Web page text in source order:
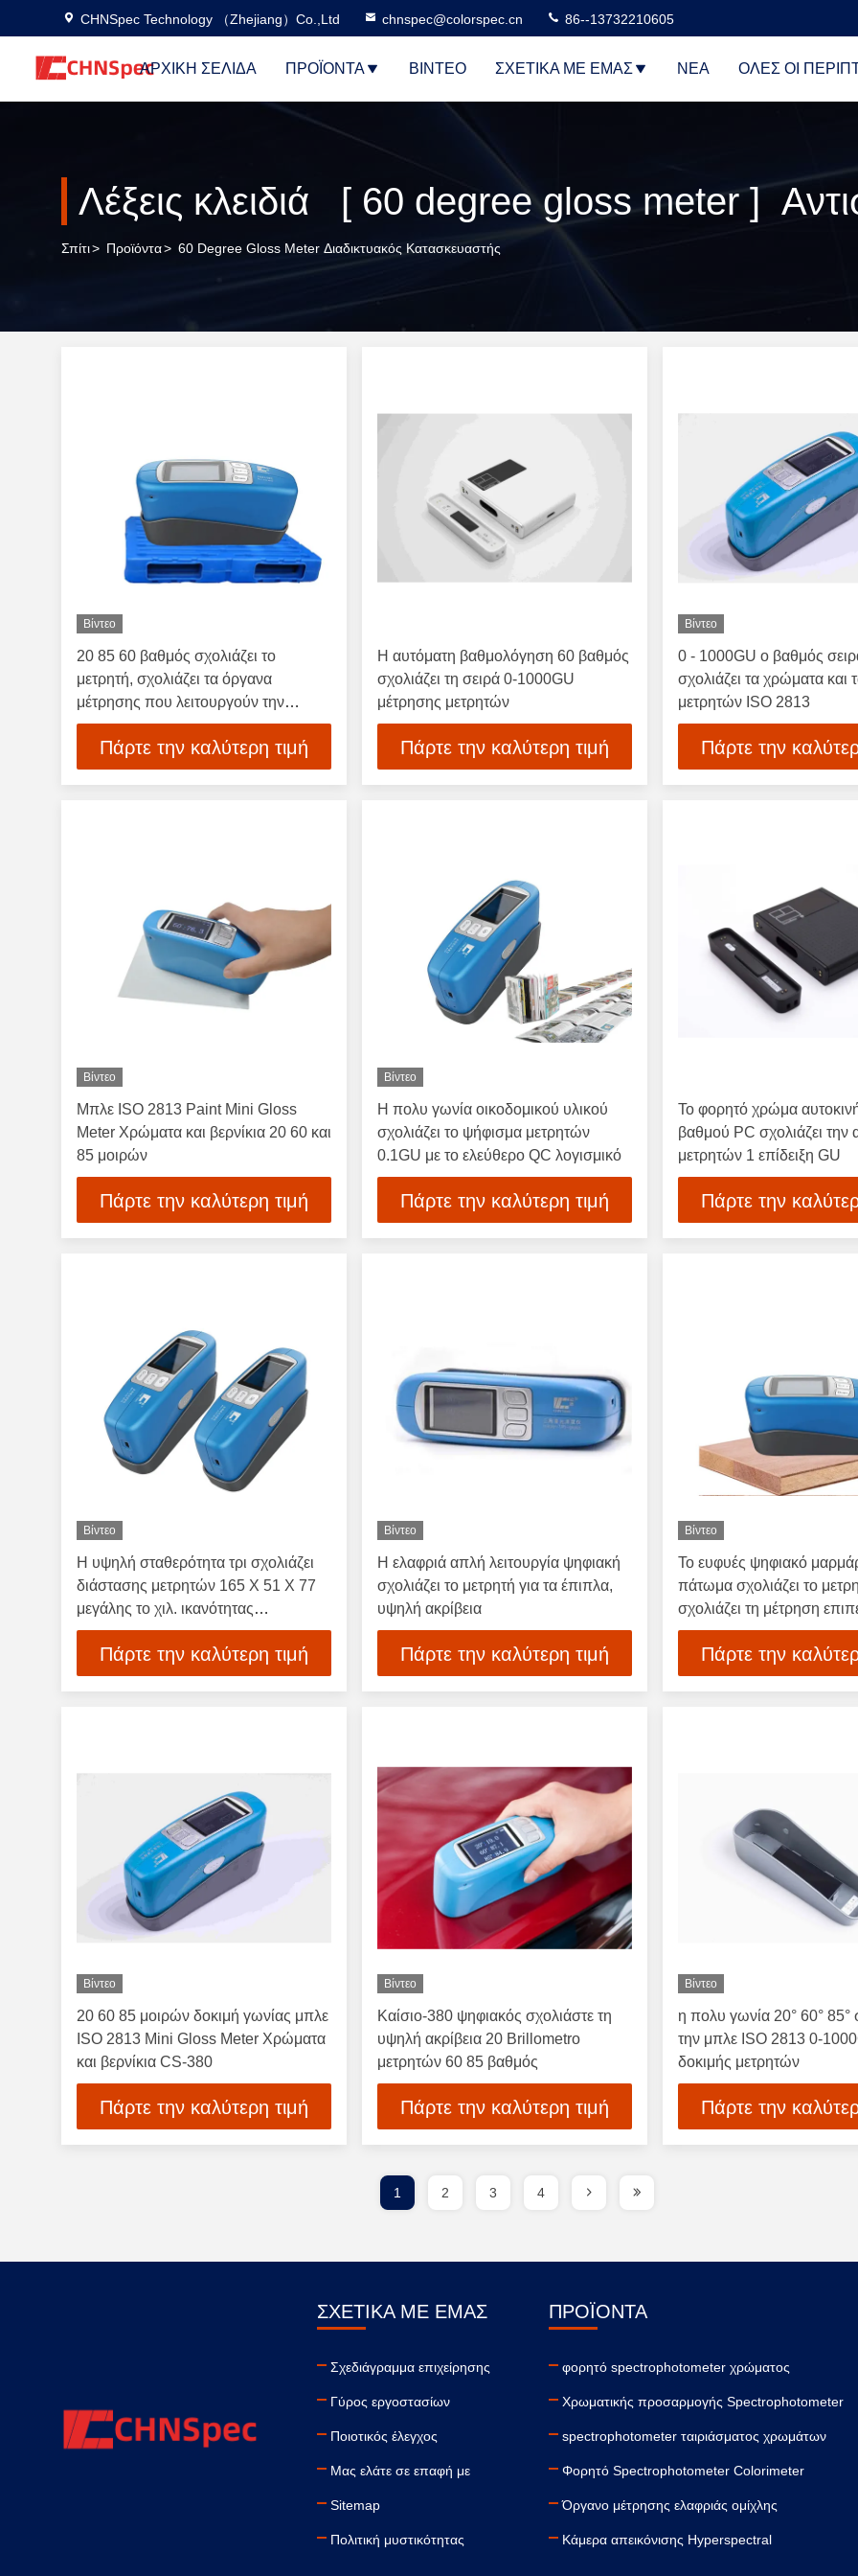
CHNSpec Technology （Zhejiang）Co.,Ltd chnspec@colorspec.cn 86--13732210605
ΑΡΧΙΚΉ ΣΕΛΊΔΑ ΠΡΟΪΌΝΤΑ ΒΊΝΤΕΟ ΣΧΕΤΙΚΆ ΜΕ ΕΜΆΣ ΝΈΑ ΌΛΕΣ ΟΙ
Σπίτι> Προϊόντα> 60 Degree Gloss Meter Διαδικτυακός Κατασκευαστής
Βίντεο
20 85 60 βαθμός σχολιάζει το
μετρητή, σχολιάζει τα όργανα
μέτρησης που λειτουργούν την
υγρασία <85%
Πάρτε την καλύτερη τιμή
Η αυτόματη βαθμολόγηση 60 βαθμός
σχολιάζει τη σειρά 0-1000GU
μέτρησης μετρητών
Πάρτε την καλύτερη τιμή
Βίντεο
0 - 1000GU ο βαθμός
σχολιάζει τα χρώματα και
μετρητών ISO 2813
Πάρτε την
Βίντεο
Μπλε ISO 2813 Paint Mini Gloss
Meter Χρώματα και βερνίκια 20 60 και
85 μοιρών
Πάρτε την καλύτερη τιμή
Βίντεο
Η πολυ γωνία οικοδομικού υλικού
σχολιάζει το ψήφισμα μετρητών
0.1GU με το ελεύθερο QC λογισμικό
Πάρτε την καλύτερη τιμή
Το φορητό χρώμα
βαθμού PC σχολιάζει την
μετρητών 1 επίδειξη GU
Πάρτε την
Βίντεο
Η υψηλή σταθερότητα τρι σχολιάζει
διάστασης μετρητών 165 X 51 X 77
μεγάλης το χιλ. ικανότητας
μπαταριών
Πάρτε την καλύτερη τιμή
Βίντεο
Η ελαφριά απλή λειτουργία ψηφιακή
σχολιάζει το μετρητή για τα έπιπλα,
υψηλή ακρίβεια
Πάρτε την καλύτερη τιμή
Βίντεο
Το ευφυές ψηφιακό
πάτωμα σχολιάζει το
σχολιάζει τη μέτρηση
Πάρτε την
Βίντεο
20 60 85 μοιρών δοκιμή γωνίας μπλε
ISO 2813 Mini Gloss Meter Χρώματα
και βερνίκια CS-380
Πάρτε την καλύτερη τιμή
Βίντεο
Καίσιο-380 ψηφιακός σχολιάστε τη
υψηλή ακρίβεια 20 Brillometro
μετρητών 60 85 βαθμός
Πάρτε την καλύτερη τιμή
Βίντεο
η πολυ γωνία 20° 60° 85°
την μπλε ISO 2813 0-
δοκιμής μετρητών
Πάρτε την
1 2 3 4
ΣΧΕΤΙΚΆ ΜΕ ΕΜΆΣ
Σχεδιάγραμμα επιχείρησης
Γύρος εργοστασίων
Ποιοτικός έλεγχος
Μας ελάτε σε επαφή με
Sitemap
Πολιτική μυστικότητας
ΠΡΟΪΌΝΤΑ
φορητό spectrophotometer χρώματος
Χρωματικής προσαρμογής Spectrophotometer
spectrophotometer ταιριάσματος χρωμάτων
Φορητό Spectrophotometer Colorimeter
Όργανο μέτρησης ελαφριάς ομίχλης
Κάμερα απεικόνισης Hyperspectral